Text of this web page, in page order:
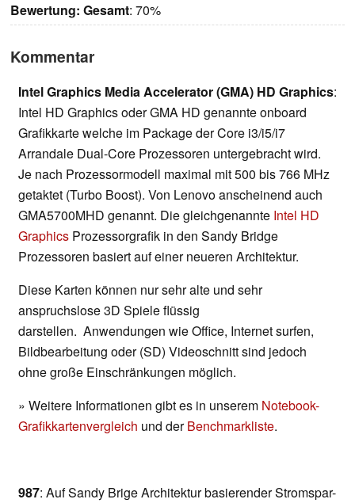
Bewertung: Gesamt: 70%
Kommentar
Intel Graphics Media Accelerator (GMA) HD Graphics:
Intel HD Graphics oder GMA HD genannte onboard
Grafikkarte welche im Package der Core i3/i5/i7
Arrandale Dual-Core Prozessoren untergebracht wird.
Je nach Prozessormodell maximal mit 500 bis 766 MHz
getaktet (Turbo Boost). Von Lenovo anscheinend auch
GMA5700MHD genannt. Die gleichgenannte Intel HD
Graphics Prozessorgrafik in den Sandy Bridge
Prozessoren basiert auf einer neueren Architektur.
Diese Karten können nur sehr alte und sehr
anspruchslose 3D Spiele flüssig
darstellen. Anwendungen wie Office, Internet surfen,
Bildbearbeitung oder (SD) Videoschnitt sind jedoch
ohne große Einschränkungen möglich.
» Weitere Informationen gibt es in unserem Notebook-
Grafikkartenvergleich und derBenchmarkliste.
987: Auf Sandy Brige Architektur basierender Stromspar-